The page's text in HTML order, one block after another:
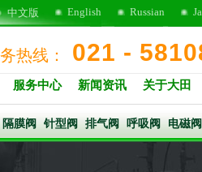
Russian
English
中文版
热线： 021 -
服务中心 新闻资讯 关于大田
隔膜阀 针型阀 排气阀 呼吸阀 电磁阀